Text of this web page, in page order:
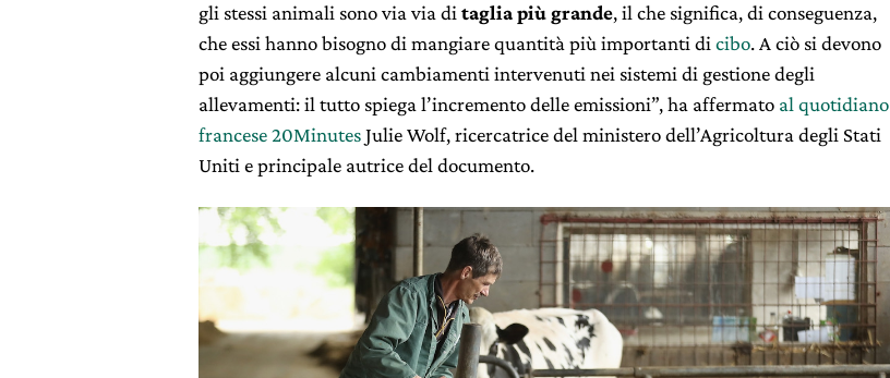
gli stessi animali sono via via di taglia più grande, il che significa, di conseguenza,
che essi hanno bisogno di mangiare quantità più importanti di cibo. A ciò si devono
poi aggiungere alcuni cambiamenti intervenuti nei sistemi di gestione degli
allevamenti: il tutto spiega l’incremento delle emissioni”, ha affermato al quotidiano
francese 20MinutesJulie Wolf, ricercatrice del ministero dell’Agricoltura degli Stati
Uniti e principale autrice del documento.